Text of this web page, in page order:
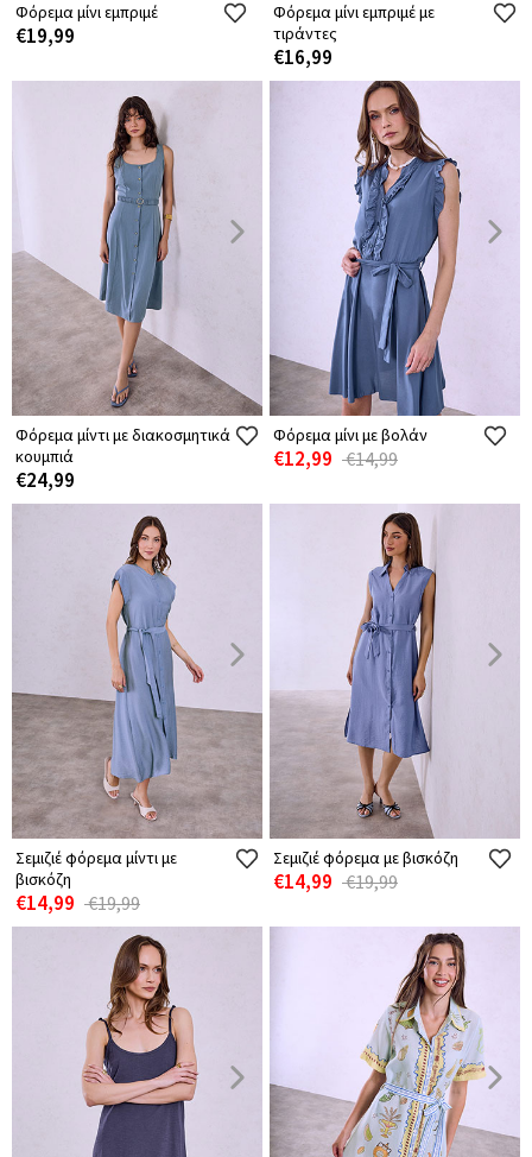
Φόρεμα μίνι εμπριμέ
€19,99
Φόρεμα μίνι εμπριμέ με
τιράντες
€16,99
Φόρεμα μίντι με διακοσμητικά
κουμπιά
€24,99
Φόρεμα μίνι με βολάν
€12,99 €14,99
Σεμιζιέ φόρεμα μίντι με
βισκόζη
€14,99 €19,99
Σεμιζιέ φόρεμα με βισκόζη
€14,99 €19,99